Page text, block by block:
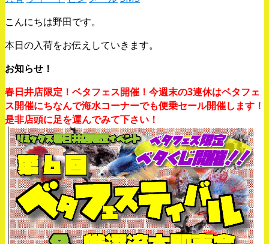
こんにちは野田です。
本日の入荷をお伝えしていきます。
お知らせ！
春日井店限定！ベタフェス開催！今週末の3連休はベタフェ
ス開催にちなんで海水コーナーでも便乗セール開催します！
是非店頭に足を運んでみて下さい！